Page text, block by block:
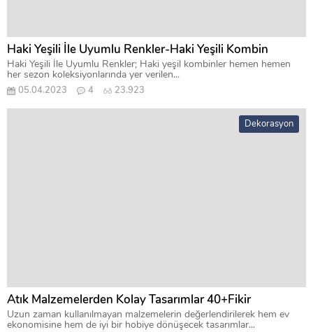
Haki Yeşili İle Uyumlu Renkler-Haki Yeşili Kombin
Haki Yeşili İle Uyumlu Renkler; Haki yeşil kombinler hemen hemen
her sezon koleksiyonlarında yer verilen...
05.04.2023 4 23.923
Dekorasyon
Atık Malzemelerden Kolay Tasarımlar 40+Fikir
Uzun zaman kullanılmayan malzemelerin değerlendirilerek hem ev
ekonomisine hem de iyi bir hobiye dönüşecek tasarımlar...